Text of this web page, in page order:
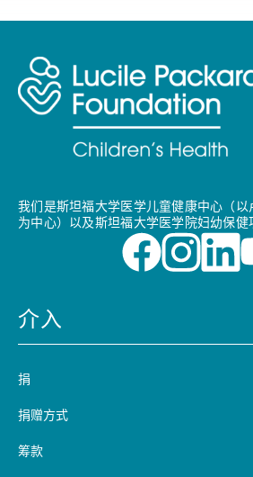
我们是斯坦福大学医学儿童健康中心（以
为中心）以及斯坦福大学医学院妇幼保健
介入
捐
捐赠方式
筹款